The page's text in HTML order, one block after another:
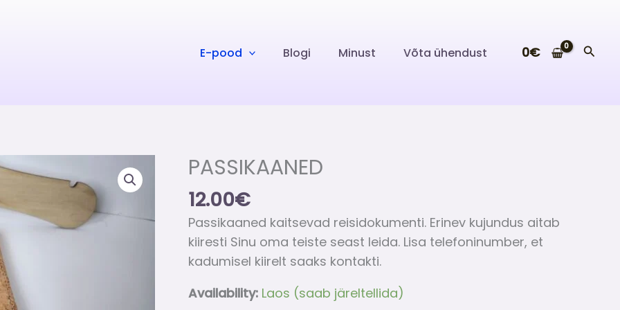
E-pood Blogi Minust Võta ühendust 0€
PASSIKAANED
12.00€
Passikaaned kaitsevad reisidokumenti. Erinev kujundus aitab
kiiresti Sinu oma teiste seast leida. Lisa telefoninumber, et
kadumisel kiirelt saaks kontakti.
Availability: Laos (saab järeltellida)
PASSIKAANED